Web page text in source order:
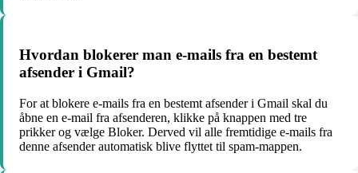
Hvordan blokerer man e-mails fra en bestemt
afsender i Gmail?
For at blokere e-mails fra en bestemt afsender i Gmail skal du
åbne en e-mail fra afsenderen, klikke på knappen med tre
prikker og vælge Bloker. Derved vil alle fremtidige e-mails fra
denne afsender automatisk blive flyttet til spam-mappen.